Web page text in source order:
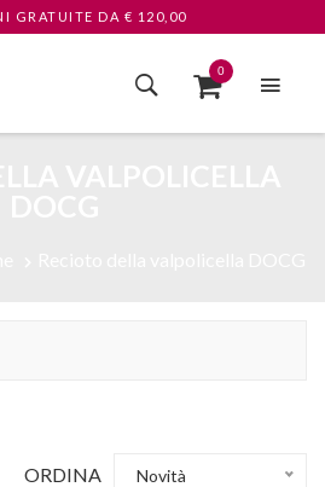
GRATUITE DA € 120,00
0
ORDINA Novità